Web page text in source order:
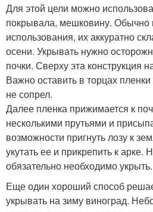
Для этой цели можно
покрывала, мешковину. Обычно
использования, их аккуратно
осени. Укрывать нужно
почки. Сверху эта конструкция
Важно оставить в торцах
не сопрел.
Далее пленка прижимается к
несколькими прутьями и
возможности пригнуть лозу к
укутать ее и прикрепить к арке.
обязательно необходимо укрыть.
Еще один хороший способ
укрывать на зиму виноград.